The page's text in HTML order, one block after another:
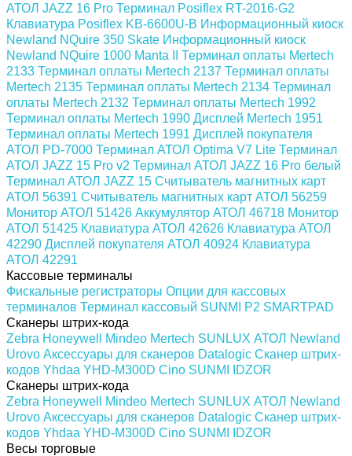
АТОЛ JAZZ 16 Pro Терминал Posiflex RT-2016-G2
Клавиатура Posiflex KB-6600U-B Информационный киоск
Newland NQuire 350 Skate Информационный киоск
Newland NQuire 1000 Manta II
Терминал оплаты Mertech
2133 Терминал оплаты Mertech 2137 Терминал оплаты
Mertech 2135 Терминал оплаты Mertech 2134 Терминал
оплаты Mertech 2132 Терминал оплаты Mertech 1992
Терминал оплаты Mertech 1990 Дисплей Mertech 1951
Терминал оплаты Mertech 1991 Дисплей покупателя
АТОЛ PD-7000 Терминал АТОЛ Optima V7 Lite Терминал
АТОЛ JAZZ 15 Pro v2 Терминал АТОЛ JAZZ 16 Pro белый
Терминал АТОЛ JAZZ 15 Считыватель магнитных карт
АТОЛ 56391 Считыватель магнитных карт АТОЛ 56259
Монитор АТОЛ 51426 Аккумулятор АТОЛ 46718 Монитор
АТОЛ 51425 Клавиатура АТОЛ 42626 Клавиатура АТОЛ
42290 Дисплей покупателя АТОЛ 40924 Клавиатура
АТОЛ 42291
Кассовые терминалы
Фискальные регистраторы Опции для кассовых
терминалов Терминал кассовый SUNMI P2 SMARTPAD
Сканеры штрих-кода
Zebra Honeywell Mindeo Mertech SUNLUX АТОЛ Newland
Urovo Аксессуары для сканеров Datalogic Сканер штрих-
кодов Yhdaa YHD-M300D Cino SUNMI
IDZOR
Сканеры штрих-кода
Zebra Honeywell Mindeo Mertech SUNLUX АТОЛ Newland
Urovo Аксессуары для сканеров Datalogic Сканер штрих-
кодов Yhdaa YHD-M300D Cino SUNMI
IDZOR
Весы торговые